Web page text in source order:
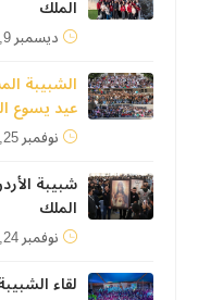
الملك
ديسمبر 9, 2025
الشبيبة
عيد يسوع
نوفمبر 25, 2025
شبيبة
الملك
نوفمبر 24, 2025
لقاء